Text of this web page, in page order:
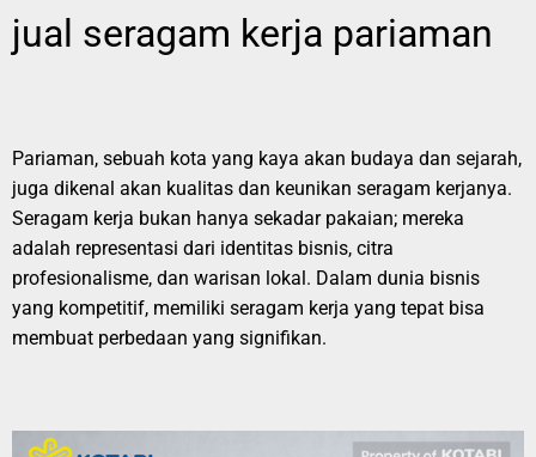
jual seragam kerja pariaman
Pariaman, sebuah kota yang kaya akan budaya dan sejarah,
juga dikenal akan kualitas dan keunikan seragam kerjanya.
Seragam kerja bukan hanya sekadar pakaian; mereka
adalah representasi dari identitas bisnis, citra
profesionalisme, dan warisan lokal. Dalam dunia bisnis
yang kompetitif, memiliki seragam kerja yang tepat bisa
membuat perbedaan yang signifikan.